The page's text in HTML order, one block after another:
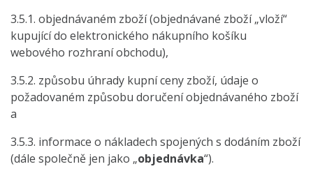
3.5.1. objednávaném zboží (objednávané zboží „vloží“
kupující do elektronického nákupního košíku
webového rozhraní obchodu),
3.5.2. způsobu úhrady kupní ceny zboží, údaje o
požadovaném způsobu doručení objednávaného zboží
a
3.5.3. informace o nákladech spojených s dodáním zboží
(dále společně jen jako „objednávka“).